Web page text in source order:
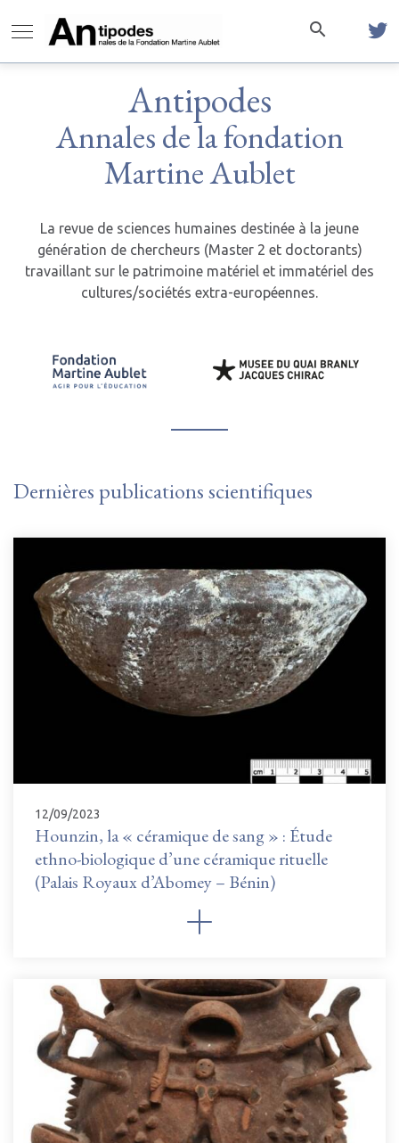
Antipodes
Annales de la fondation
Martine Aublet
La revue de sciences humaines destinée à la jeune
génération de chercheurs (Master 2 et doctorants)
travaillant sur le patrimoine matériel et immatériel des
cultures/sociétés extra-européennes.
Dernières publications scientifiques
12/09/2023
Hounzin, la « céramique de sang » : Étude
ethno-biologique d’une céramique rituelle
(Palais Royaux d’Abomey – Bénin)